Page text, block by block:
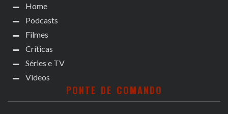
Home
Podcasts
Filmes
Críticas
Séries e TV
Videos
PONTE DE COMANDO